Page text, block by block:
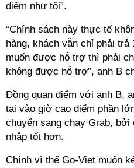
điểm như tôi”.
“Chính sách này thực tế
hàng, khách vẫn chỉ phải trả
muốn được hỗ trợ thì phải
không được hỗ trợ”, anh B
Đồng quan điểm với anh B,
tại vào giờ cao điểm phần
chuyển sang chạy Grab,
nhập tốt hơn.
Chính vì thế Go-Viet muốn